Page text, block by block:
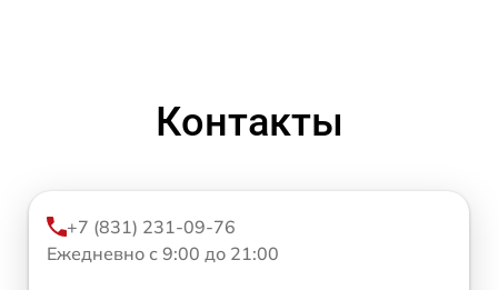
Контакты
+7 (831) 231-09-76
Ежедневно с 9:00 до 21:00